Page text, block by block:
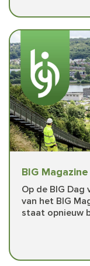
BIG
Op de BIG
van het BIG
staat opnieuw